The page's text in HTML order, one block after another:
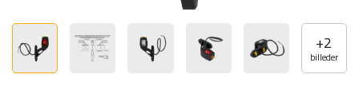
+2
billeder